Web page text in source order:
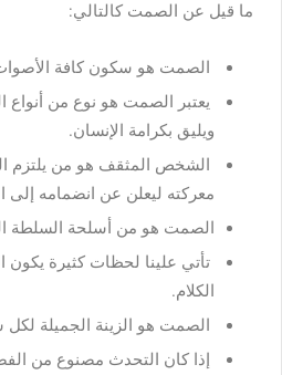
ما قيل عن الصمت كالتالي:
الصمت هو سكون كافة
يعتبر الصمت هو نوع من أنواع
ويليق بكرامة الإنسان.
الشخص المثقف هو من يلتزم
معركته ليعلن عن انضمامه إلى
الصمت هو من أسلحة السلطة
تأتي علينا لحظات كثيرة
الكلام.
الصمت هو الزينة الجميلة لكل
إذا كان التحدث مصنوع من